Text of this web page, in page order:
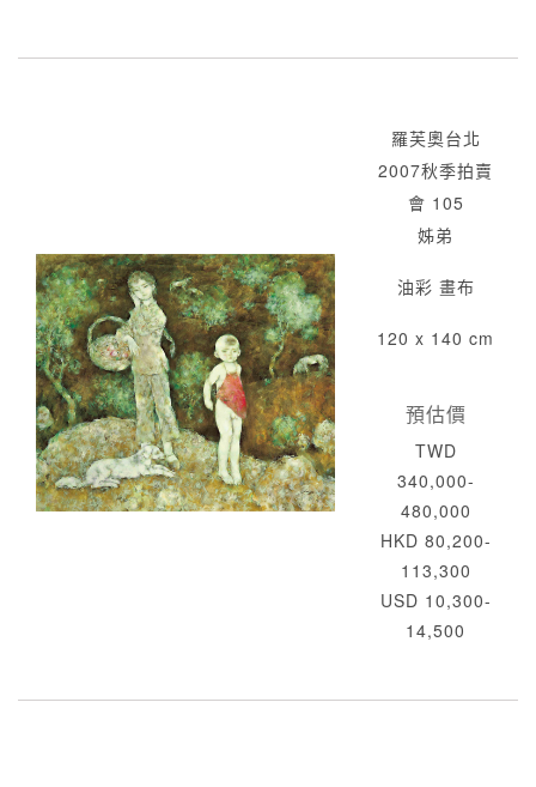
羅芙奧台北
2007秋季拍賣
會 105
姊弟
油彩 畫布
120 x 140 cm
預估價
TWD
340,000-
480,000
HKD 80,200-
113,300
USD 10,300-
14,500